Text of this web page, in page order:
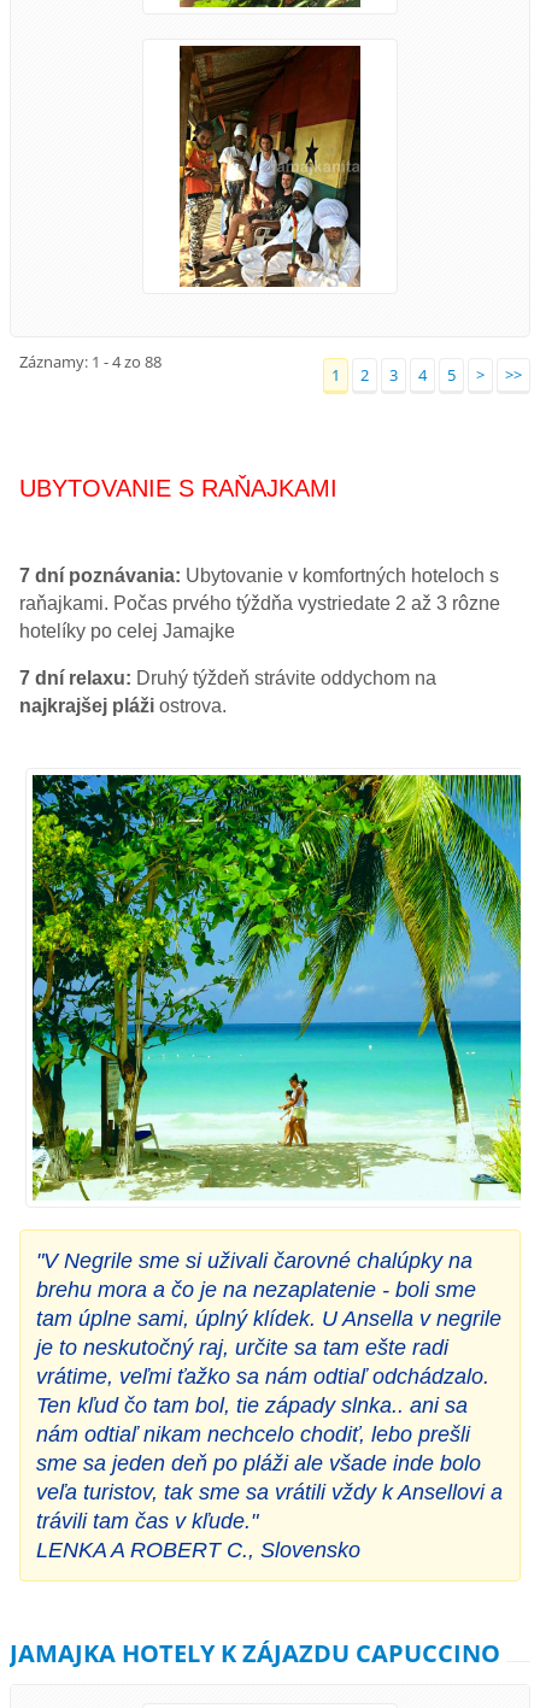
Záznamy: 1 - 4 zo 88
1 2 3 4 5 > >>
UBYTOVANIE S RAŇAJKAMI
7 dní poznávania: Ubytovanie v komfortných hoteloch s
raňajkami. Počas prvého týždňa vystriedate 2 až 3 rôzne
hotelíky po celej Jamajke
7 dní relaxu: Druhý týždeň strávite oddychom na
najkrajšej pláži ostrova.
"V Negrile sme si uživali čarovné chalúpky na
brehu mora a čo je na nezaplatenie - boli sme
tam úplne sami, úplný klídek. U Ansella v negrile
je to neskutočný raj, určite sa tam ešte radi
vrátime, veľmi ťažko sa nám odtiaľ odchádzalo.
Ten kľud čo tam bol, tie západy slnka.. ani sa
nám odtiaľ nikam nechcelo chodiť, lebo prešli
sme sa jeden deň po pláži ale všade inde bolo
veľa turistov, tak sme sa vrátili vždy k Ansellovi a
trávili tam čas v kľude."
LENKA A ROBERT C., Slovensko
JAMAJKA HOTELY K ZÁJAZDU CAPUCCINO